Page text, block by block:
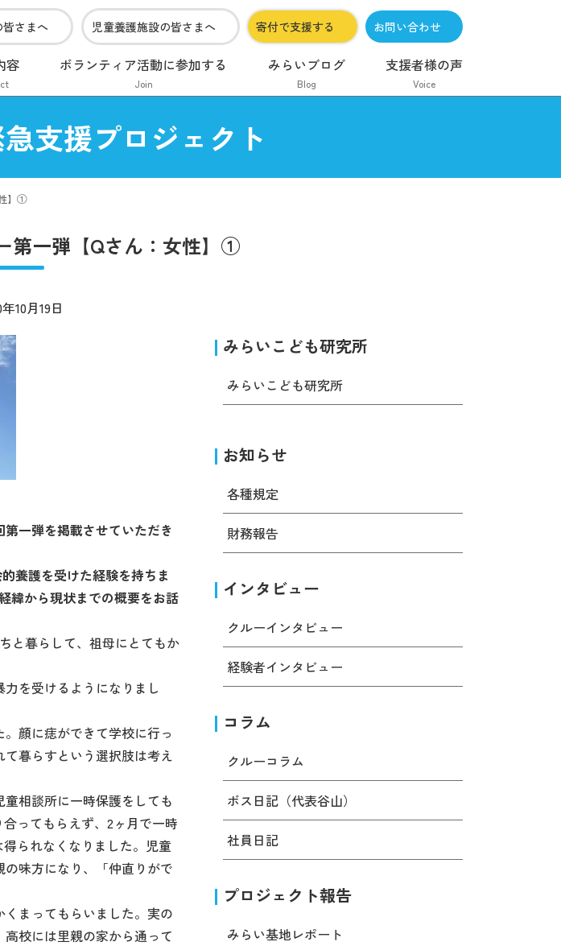
さまへ 児童養護施設の皆さまへ 寄付で支援する お問い合わせ
容 ボランティア活動に参加する
Join
みらいブログ
Blog
支援者様の声
Voice
支援プロジェクト
】①
第一弾【Qさん：女性】①
10月19日
一弾を掲載させていただき
養護を受けた経験を持ちま
緯から現状までの概要をお話
と暮らして、祖母にとてもか
を受けるようになりまし
顔に痣ができて学校に行っ
暮らすという選択肢は考え
相談所に一時保護をしても
ってもらえず、2ヶ月で一時
られなくなりました。児童
味方になり、「仲直りがで
まってもらいました。実の
校には里親の家から通って
みらいこども研究所
みらいこども研究所
お知らせ
各種規定
財務報告
インタビュー
クルーインタビュー
経験者インタビュー
コラム
クルーコラム
ボス日記（代表谷山）
社員日記
プロジェクト報告
みらい基地レポート